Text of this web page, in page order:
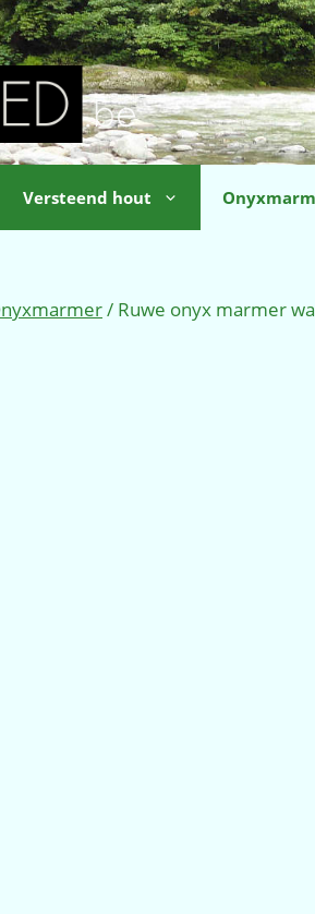
Versteend hout
/ Ruwe onyx marmer